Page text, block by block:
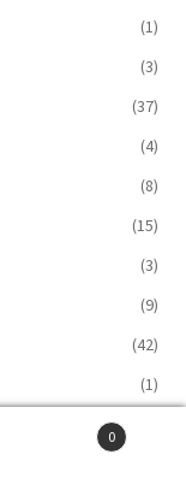
(1)
(3)
(37)
(4)
(8)
(15)
(3)
(9)
(42)
(1)
0